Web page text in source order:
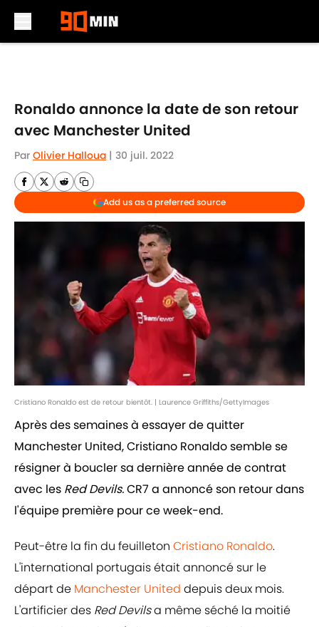
Ronaldo annonce la date de son retour
avec Manchester United
Par Olivier Halloua | 30 juil. 2022
Add us as a preferred source
Cristiano Ronaldo est de retour bientôt. | Laurence Griffiths/GettyImages
Après des semaines à essayer de quitter
Manchester United, Cristiano Ronaldo semble se
résigner à boucler sa dernière année de contrat
avec les Red Devils.CR7 a annoncé son retour dans
l'équipe première pour ce week-end.
Peut-être la fin du feuilleton Cristiano Ronaldo.
L'international portugais était annoncé sur le
départ de Manchester United depuis deux mois.
L'artificier des Red Devilsa même séché la moitié